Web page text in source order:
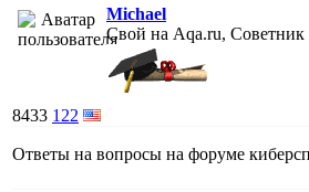
Michael
Свой на Aqa.ru, Советник
8433 122
Ответы на вопросы на форуме